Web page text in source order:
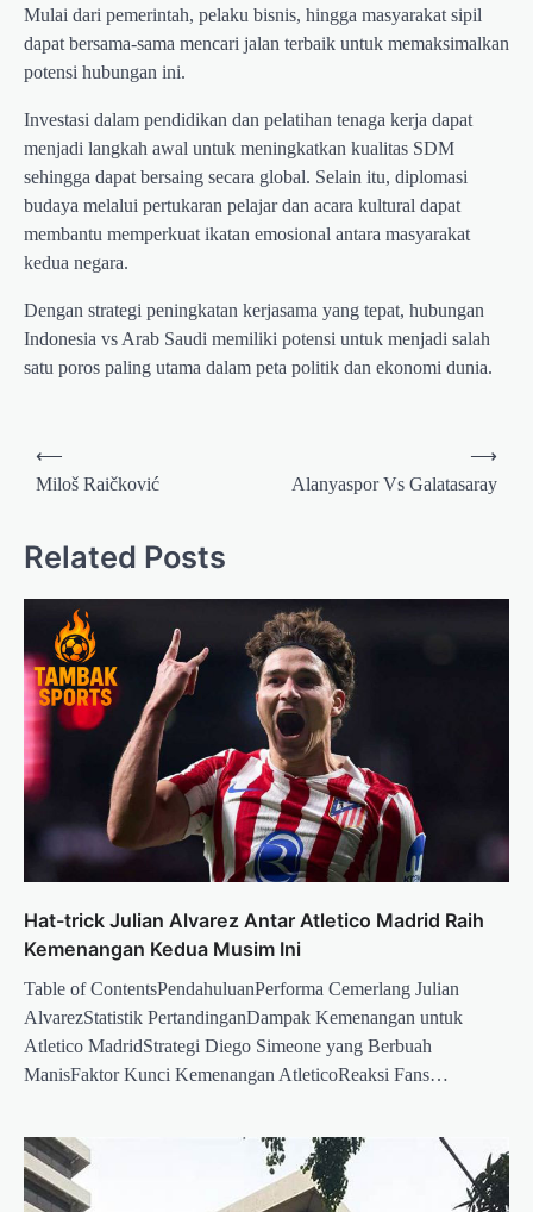
Mulai dari pemerintah, pelaku bisnis, hingga masyarakat sipil
dapat bersama-sama mencari jalan terbaik untuk memaksimalkan
potensi hubungan ini.
Investasi dalam pendidikan dan pelatihan tenaga kerja dapat
menjadi langkah awal untuk meningkatkan kualitas SDM
sehingga dapat bersaing secara global. Selain itu, diplomasi
budaya melalui pertukaran pelajar dan acara kultural dapat
membantu memperkuat ikatan emosional antara masyarakat
kedua negara.
Dengan strategi peningkatan kerjasama yang tepat, hubungan
Indonesia vs Arab Saudi memiliki potensi untuk menjadi salah
satu poros paling utama dalam peta politik dan ekonomi dunia.
Post
navigation
⟵
Miloš Raičković
Alanyaspor Vs Galatasaray
⟶
Related Posts
Hat-trick Julian Alvarez Antar Atletico Madrid Raih
Kemenangan Kedua Musim Ini
Table of ContentsPendahuluanPerforma Cemerlang Julian
AlvarezStatistik PertandinganDampak Kemenangan untuk
Atletico MadridStrategi Diego Simeone yang Berbuah
ManisFaktor Kunci Kemenangan AtleticoReaksi Fans…